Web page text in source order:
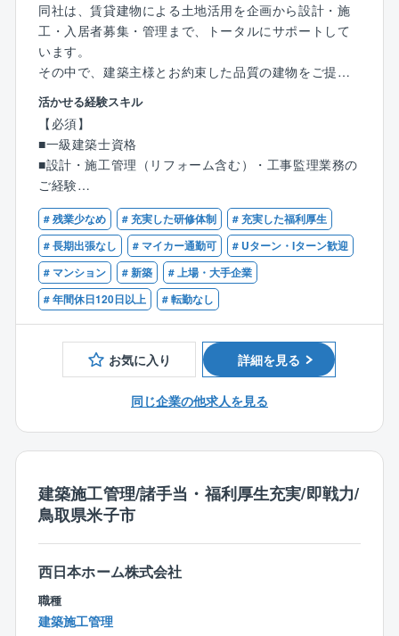
同社は、賃貸建物による土地活用を企画から設計・施
工・入居者募集・管理まで、トータルにサポートして
います。
その中で、建築主様とお約束した品質の建物をご提供
するための「工事監理」業務をお任せいたします。
【具体的には】
■建築現場で設計図書、各種基準等と施工建物を照合し
必要品質が確保されているかの検査
■検査に関連する書類等の確認
〈ここがポイント！〉
■現在、同社では工事監理業務を専従で行う組織として
監理センターを設けており、約140名が業務に従事して
■工事監理の経験が浅い方には、管理職および経験豊富
な社員が一定期間同行して業務習得をサポートさせて
いただきます。
■建設現場へ移動するために専用の社用車を貸与いたし
※社用車での直行直帰はご自宅に駐車場が確保できる
場合となります。
■中途入社が100％！入社年度は関係ありません。今ま
での経験を生かせる職場です。
■半期ごとの目標項目に基づき評価を実施。評価の基準
も明確で頑張り次第で昇給や昇格も実現できます。
■ワークライフバランス良好！：
基本的に遅くても終業は19時頃で、「効率よく」「正
活かせる経験スキル
【必須】
■一級建築士資格
■設計・施工管理（リフォーム含む）・工事監理業務の
ご経験
■普通自動車運転免許
# 残業少なめ # 充実した研修体制
# 充実した福利厚生
# 長期出張なし
# マイカー通勤可
# Uターン・Iターン歓迎
# マンション
# 新築
# 上場・大手企業
# 年間休日120日以上
# 転勤なし
お気に入り 詳細を見る
同じ企業の他求人を見る
建築施工管理/諸手当・福利厚生充実/即戦力/
鳥取県米子市
西日本ホーム株式会社
職種
建築施工管理